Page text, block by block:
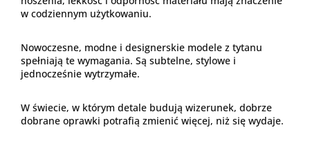
w codziennym użytkowaniu.
Nowoczesne, modne i designerskie modele z tytanu
spełniają te wymagania. Są subtelne, stylowe i
jednocześnie wytrzymałe.
W świecie, w którym detale budują wizerunek, dobrze
dobrane oprawki potrafią zmienić więcej, niż się wydaje.